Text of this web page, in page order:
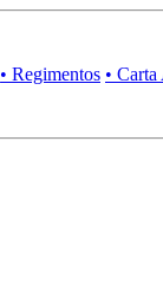
• Regimentos •